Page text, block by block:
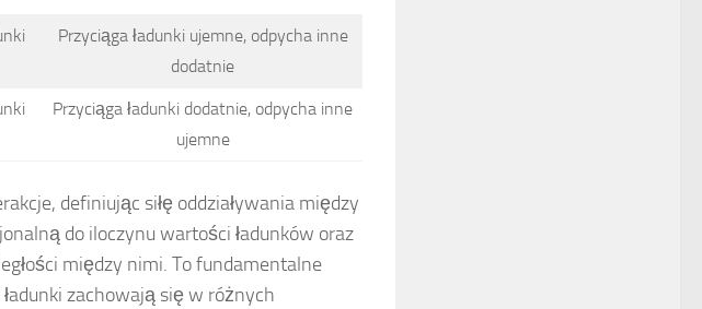
Przyciąga ładunki ujemne, odpycha inne
dodatnie
Przyciąga ładunki dodatnie, odpycha inne
ujemne
definiując siłę oddziaływania między
do iloczynu wartości ładunków oraz
między nimi. To fundamentalne
zachowają się w różnych